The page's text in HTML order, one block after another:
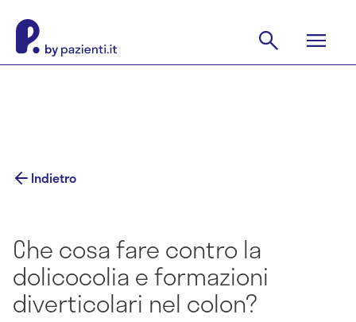
Indietro
Che cosa fare contro la
dolicocolia e formazioni
diverticolari nel colon?